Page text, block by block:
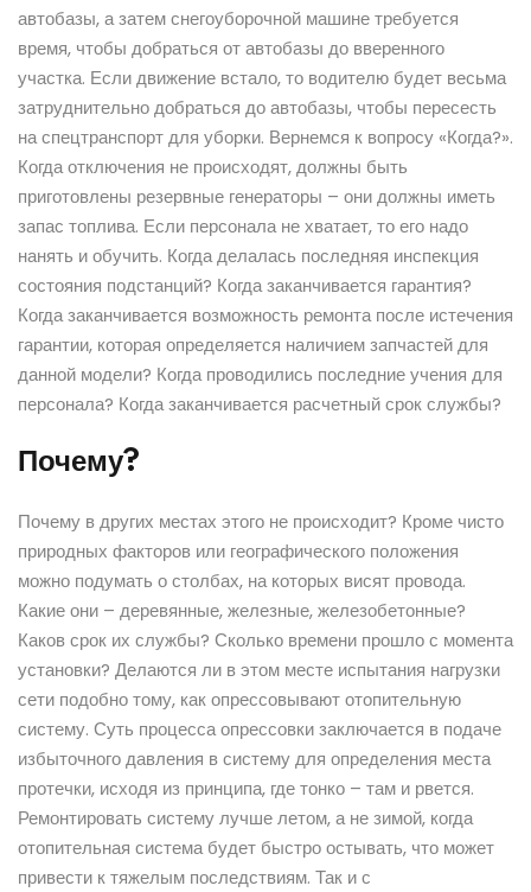
автобазы, а затем снегоуборочной машине требуется
время, чтобы добраться от автобазы до вверенного
участка. Если движение встало, то водителю будет весьма
затруднительно добраться до автобазы, чтобы пересесть
на спецтранспорт для уборки. Вернемся к вопросу «Когда?».
Когда отключения не происходят, должны быть
приготовлены резервные генераторы – они должны иметь
запас топлива. Если персонала не хватает, то его надо
нанять и обучить. Когда делалась последняя инспекция
состояния подстанций? Когда заканчивается гарантия?
Когда заканчивается возможность ремонта после истечения
гарантии, которая определяется наличием запчастей для
данной модели? Когда проводились последние учения для
персонала? Когда заканчивается расчетный срок службы?
Почему?
Почему в других местах этого не происходит? Кроме чисто
природных факторов или географического положения
можно подумать о столбах, на которых висят провода.
Какие они – деревянные, железные, железобетонные?
Каков срок их службы? Сколько времени прошло с момента
установки? Делаются ли в этом месте испытания нагрузки
сети подобно тому, как опрессовывают отопительную
систему. Суть процесса опрессовки заключается в подаче
избыточного давления в систему для определения места
протечки, исходя из принципа, где тонко – там и рвется.
Ремонтировать систему лучше летом, а не зимой, когда
отопительная система будет быстро остывать, что может
привести к тяжелым последствиям. Так и с